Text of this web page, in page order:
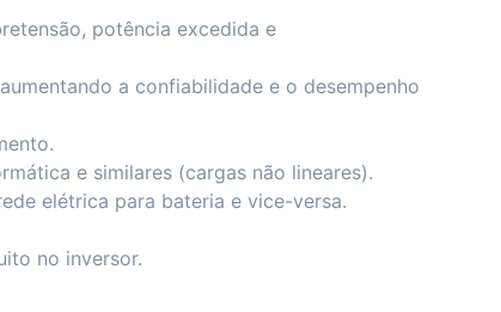
potência excedida e
a confiabilidade e o desempenho
e similares (cargas não lineares).
elétrica para bateria e vice-versa.
no inversor.